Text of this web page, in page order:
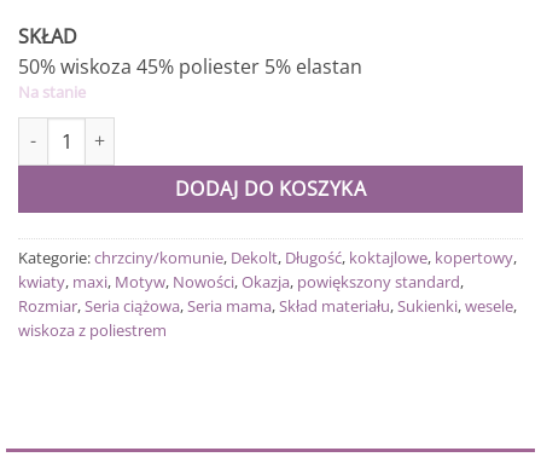
SKŁAD
50% wiskoza 45% poliester 5% elastan
Na stanie
DODAJ DO KOSZYKA
Kategorie:chrzciny/komunie, Dekolt, Długość, koktajlowe, kopertowy,
kwiaty, maxi, Motyw, Nowości,Okazja, powiększony standard,
Rozmiar,Seria ciążowa,Seria mama,Skład materiału,Sukienki,wesele,
wiskoza z poliestrem